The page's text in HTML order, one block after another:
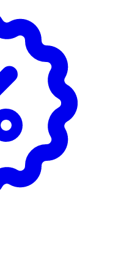
Kan
utsättas för värme,
andra
Spreja inte över
Får inte
tömd behållare.
för temperaturer
för barn.